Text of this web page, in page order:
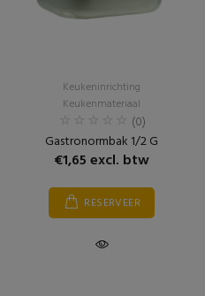
Keukeninrichting
Keukenmateriaal
(0)
Gastronormbak 1/2 G
€1,65 excl. btw
RESERVEER